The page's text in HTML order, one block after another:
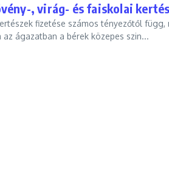
, virág- és faiskolai
fizetése számos tényezőtől
ágazatban a bérek közepes szin...